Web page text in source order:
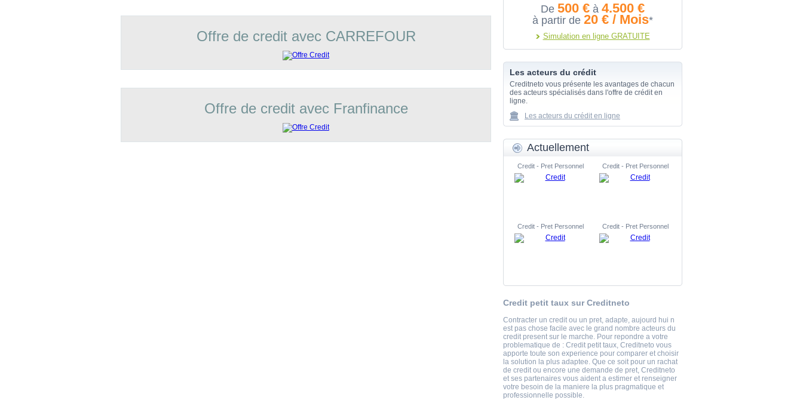
Offre de credit avec CARREFOUR
Offre de credit avec Franfinance
De 500 € à 4.500 €
à partir de 20 € / Mois*
Simulation en ligne GRATUITE
Les acteurs du crédit
Creditneto vous présente les avantages de chacun
des acteurs spécialisés dans l'offre de crédit en
ligne.
Les acteurs du crédit en ligne
Actuellement
Credit - Pret Personnel Credit - Pret Personnel
Credit - Pret Personnel Credit - Pret Personnel
Credit petit taux sur Creditneto
Contracter un credit ou un pret, adapte, aujourd hui n
est pas chose facile avec le grand nombre acteurs du
credit present sur le marche. Pour repondre a votre
problematique de : Credit petit taux, Creditneto vous
apporte toute son experience pour comparer et choisir
la solution la plus adaptee. Que ce soit pour un rachat
de credit ou encore une demande de pret, Creditneto
et ses partenaires vous aident a estimer et renseigner
votre besoin de la maniere la plus pragmatique et
professionnelle possible.